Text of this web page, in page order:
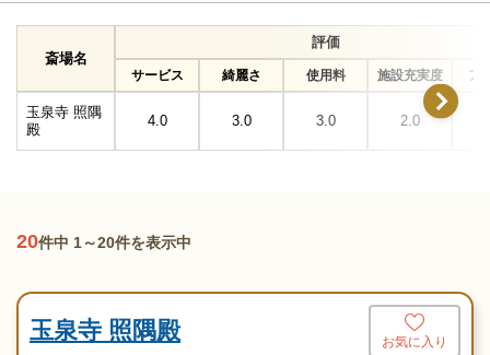
斎場名
評価
サービス 綺麗さ 使用料 施設充実度 ア
玉泉寺 照隅
殿
4.0 3.0 3.0 2.0
20件中 1～20件を表示中
玉泉寺 照隅殿 お気に入り